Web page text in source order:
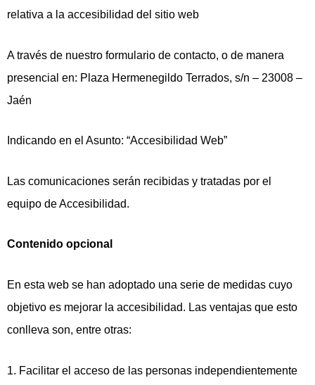
relativa a la accesibilidad del sitio web
A través de nuestro formulario de contacto, o de manera
presencial en: Plaza Hermenegildo Terrados, s/n – 23008 –
Jaén
Indicando en el Asunto: “Accesibilidad Web”
Las comunicaciones serán recibidas y tratadas por el
equipo de Accesibilidad.
Contenido opcional
En esta web se han adoptado una serie de medidas cuyo
objetivo es mejorar la accesibilidad. Las ventajas que esto
conlleva son, entre otras:
1. Facilitar el acceso de las personas independientemente